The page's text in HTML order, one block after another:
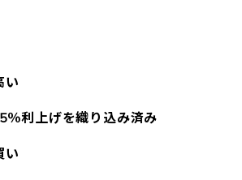
い
％利上げを織り込み済み
い